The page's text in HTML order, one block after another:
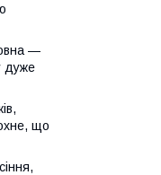
—
дуже
що